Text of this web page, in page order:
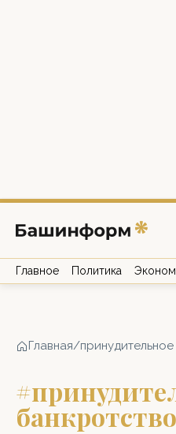
Главное Политика
Главная/
банкротство